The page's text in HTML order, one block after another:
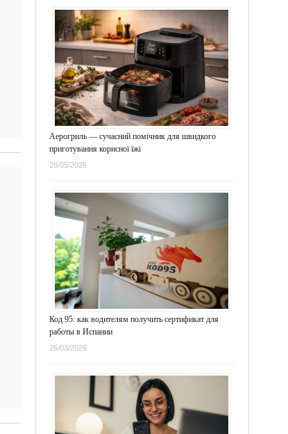
Аерогриль — сучасний помічник для швидкого
приготування корисної їжі
28/05/2026
Код 95: как водителям получить сертификат для
работы в Испании
26/03/2026